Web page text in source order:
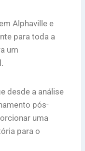
Alphaville e
para toda a
um
desde a análise
pós-
uma
para o